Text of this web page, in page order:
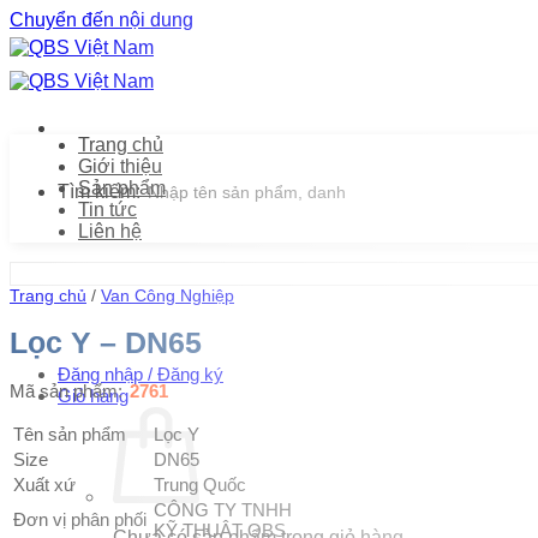
Chuyển đến nội dung
Tìm kiếm:
Đăng nhập / Đăng ký
Giỏ hàng
Trang chủ
Giới thiệu
Sản phẩm
Tin tức
Liên hệ
Trang chủ / Van Công Nghiệp
Lọc Y – DN65
Mã sản phẩm: 2761
Tên sản phẩm
Lọc Y
Size
DN65
Xuất xứ
Trung Quốc
Đơn vị phân phối CÔNG TY TNHH
KỸ THUẬT QBS